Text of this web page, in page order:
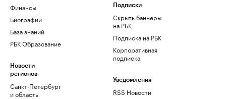
Финансы
Биографии
База знаний
РБК Образование
Новости
регионов
Санкт-Петербург
и область
Подписки
Скрыть баннеры
на РБК
Подписка на РБК
Корпоративная
подписка
Уведомления
RSS Новости